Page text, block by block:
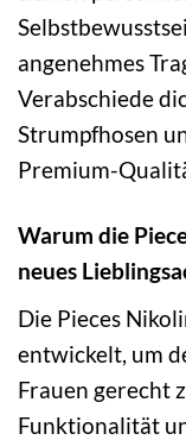
angenehmes
Verabschiede
Strumpfhosen
Premium-
Warum die
neues
Die Pieces
entwickelt, um
Frauen gerecht
Funktionalität